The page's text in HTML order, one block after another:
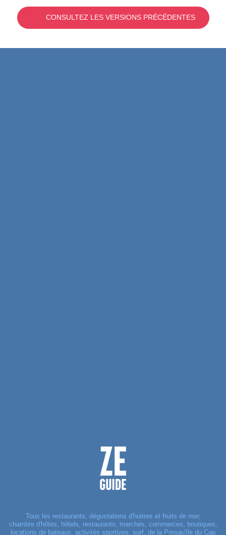
CONSULTEZ LES VERSIONS PRÉCÉDENTES
Tous les restaurants, dégustations d'huitres et fruits de mer,
chambre d'hôtes, hôtels, restaurants, marchés, commerces, boutiques,
locations de bateaux, activités sportives, surf, de la Presqu'île du Cap